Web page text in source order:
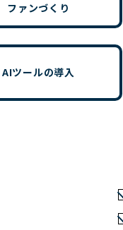
ファンづくり
AIツールの導入